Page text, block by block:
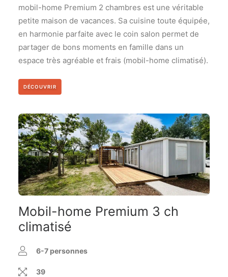
mobil-home Premium 2 chambres est une véritable
petite maison de vacances. Sa cuisine toute équipée,
en harmonie parfaite avec le coin salon permet de
partager de bons moments en famille dans un
espace très agréable et frais (mobil-home climatisé).
DÉCOUVRIR
Mobil-home Premium 3 ch
climatisé
6-7 personnes
39